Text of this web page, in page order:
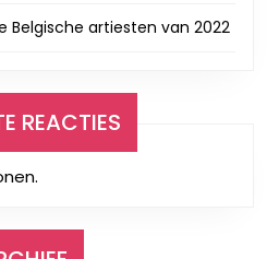
Belgische artiesten van 2022
REACTIES